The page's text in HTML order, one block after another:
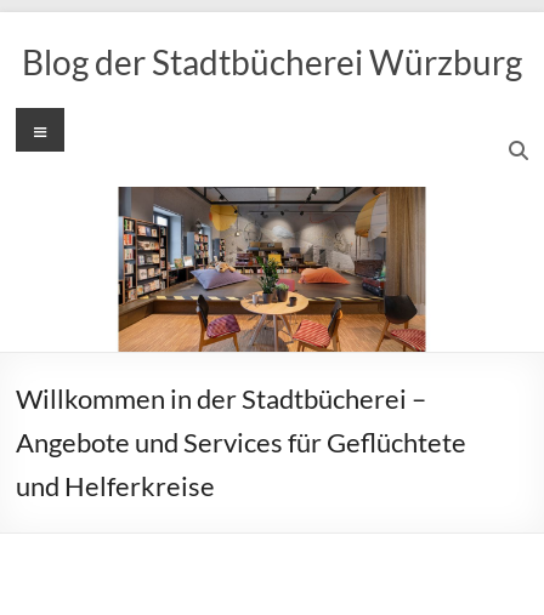
Inhalt
springen
Blog der Stadtbücherei Würzburg
Menü
Willkommen in der Stadtbücherei –
Angebote und Services für Geflüchtete
und Helferkreise